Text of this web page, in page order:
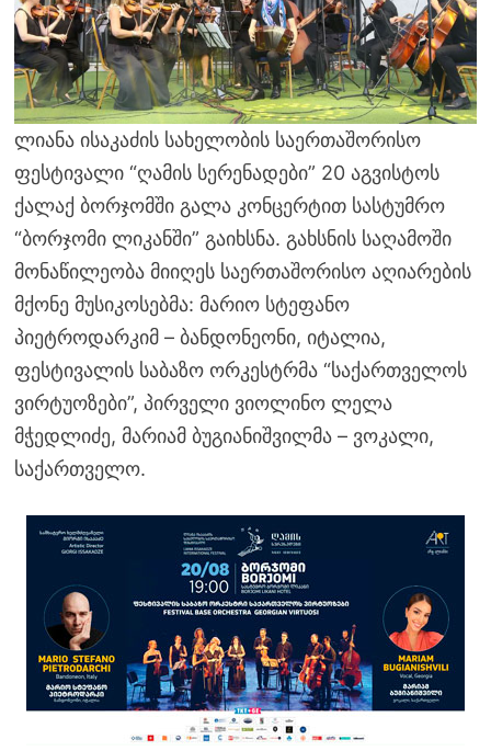
ლიანა ისაკაძის სახელობის საერთაშორისო
ფესტივალი “ღამის სერენადები” 20 აგვისტოს
ქალაქ ბორჯომში გალა კონცერტით სასტუმრო
“ბორჯომი ლიკანში” გაიხსნა. გახსნის საღამოში
მონაწილეობა მიიღეს საერთაშორისო აღიარების
მქონე მუსიკოსებმა: მარიო სტეფანო
პიეტროდარკიმ – ბანდონეონი, იტალია,
ფესტივალის საბაზო ორკესტრმა “საქართველოს
ვირტუოზები”, პირველი ვიოლინო ლელა
მჭედლიძე, მარიამ ბუგიანიშვილმა – ვოკალი,
საქართველო.